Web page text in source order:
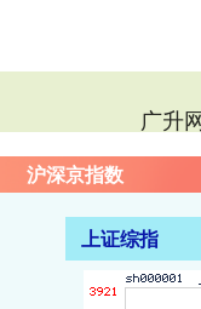
广升
沪深京指数
上证综指